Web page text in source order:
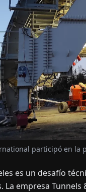
participó en la
es un desafío
La empresa